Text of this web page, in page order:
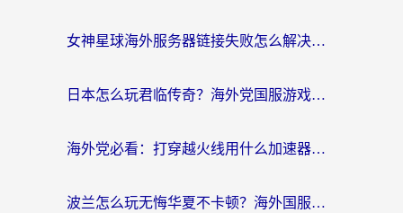
女神星球海外服务器链接失败怎么解决？海外党国服游戏加速避坑指南
日本怎么玩君临传奇？海外党国服游戏加速避坑指南（附菲律宾欧洲玩家实测）
海外党必看：打穿越火线用什么加速器？解决延迟卡顿，还能玩奇妙拼图世界和第五人格
波兰怎么玩无悔华夏不卡顿？海外国服游戏加速器终极指南（附征途2萤火突击解决方案）